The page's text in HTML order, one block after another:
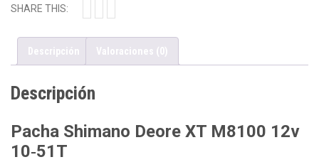
12vel.
SHARE THIS:
Descripción Valoraciones (0)
Descripción
Pacha Shimano Deore XT M8100 12v
10‑51T